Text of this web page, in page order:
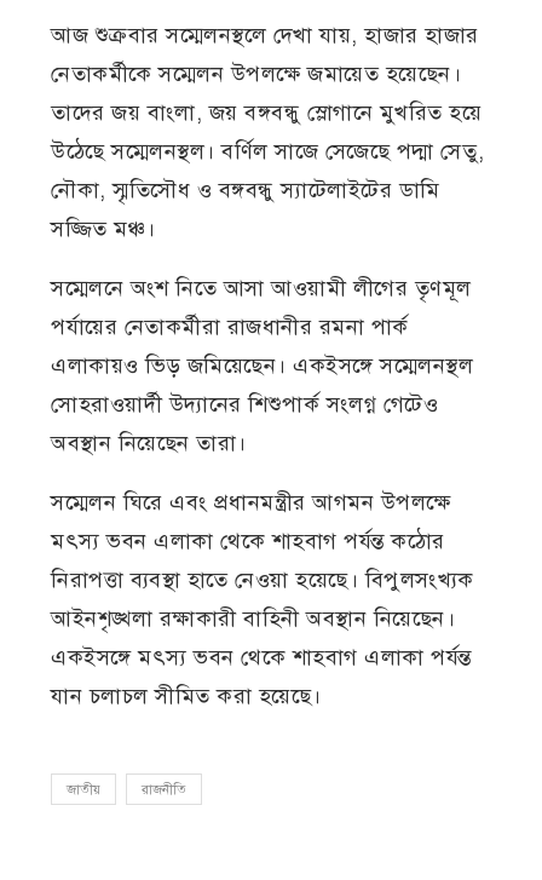
আজ শুক্রবার সম্মেলনস্থলে দেখা যায়, হাজার হাজার
নেতাকর্মীকে সম্মেলন উপলক্ষে জমায়েত হয়েছেন।
তাদের জয় বাংলা, জয় বঙ্গবন্ধু স্লোগানে মুখরিত হয়ে
উঠেছে সম্মেলনস্থল। বর্ণিল সাজে সেজেছে পদ্মা সেতু,
নৌকা, স্মৃতিসৌধ ও বঙ্গবন্ধু স্যাটেলাইটের ডামি
সজ্জিত মঞ্চ।
সম্মেলনে অংশ নিতে আসা আওয়ামী লীগের তৃণমূল
পর্যায়ের নেতাকর্মীরা রাজধানীর রমনা পার্ক
এলাকায়ও ভিড় জমিয়েছেন। একইসঙ্গে সম্মেলনস্থল
সোহরাওয়ার্দী উদ্যানের শিশুপার্ক সংলগ্ন গেটেও
অবস্থান নিয়েছেন তারা।
সম্মেলন ঘিরে এবং প্রধানমন্ত্রীর আগমন উপলক্ষে
মৎস্য ভবন এলাকা থেকে শাহবাগ পর্যন্ত কঠোর
নিরাপত্তা ব্যবস্থা হাতে নেওয়া হয়েছে। বিপুলসংখ্যক
আইনশৃঙ্খলা রক্ষাকারী বাহিনী অবস্থান নিয়েছেন।
একইসঙ্গে মৎস্য ভবন থেকে শাহবাগ এলাকা পর্যন্ত
যান চলাচল সীমিত করা হয়েছে।
জাতীয় রাজনীতি